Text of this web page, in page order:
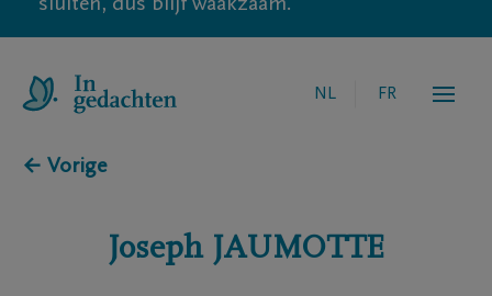
sluiten, dus blijf waakzaam.
NL FR
← Vorige
Joseph JAUMOTTE